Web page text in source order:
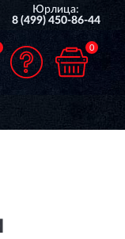
Юрлица:
8 (499) 450-86-44
0